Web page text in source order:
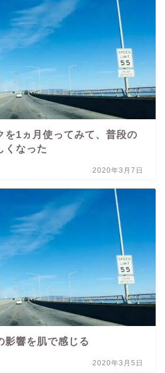
を1ヵ月使ってみて、普段の
くなった
2020年3月7日
影響を肌で感じる
2020年3月5日